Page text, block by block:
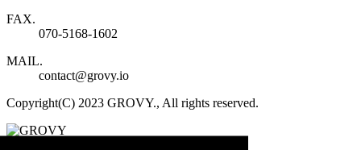
FAX.
070-5168-1602
MAIL.
contact@grovy.io
Copyright(C) 2023 GROVY., All rights reserved.